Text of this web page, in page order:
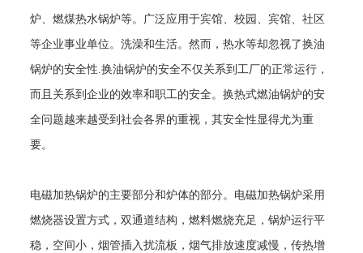
炉、燃煤热水锅炉等。广泛应用于宾馆、校园、宾馆、社区
等企业事业单位。洗澡和生活。然而，热水等却忽视了换油
锅炉的安全性.换油锅炉的安全不仅关系到工厂的正常运行，
而且关系到企业的效率和职工的安全。换热式燃油锅炉的安
全问题越来越受到社会各界的重视，其安全性显得尤为重
要。
电磁加热锅炉的主要部分和炉体的部分。电磁加热锅炉采用
燃烧器设置方式，双通道结构，燃料燃烧充足，锅炉运行平
稳，空间小，烟管插入扰流板，烟气排放速度减慢，传热增